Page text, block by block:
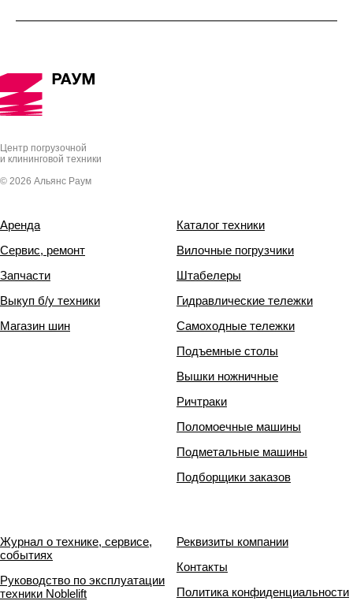
Центр погрузочной
и клининговой техники
© 2026 Альянс Раум
Аренда
Сервис, ремонт
Запчасти
Выкуп б/у техники
Магазин шин
Каталог техники
Вилочные погрузчики
Штабелеры
Гидравлические тележки
Самоходные тележки
Подъемные столы
Вышки ножничные
Ричтраки
Поломоечные машины
Подметальные машины
Подборщики заказов
Журнал о технике, сервисе,
событиях
Руководство по эксплуатации
техники Noblelift
Реквизиты компании
Контакты
Политика конфиденциальности